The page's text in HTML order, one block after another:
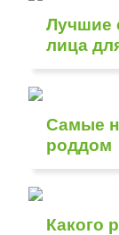
Лучшие
лица
Самые
роддом
Какого